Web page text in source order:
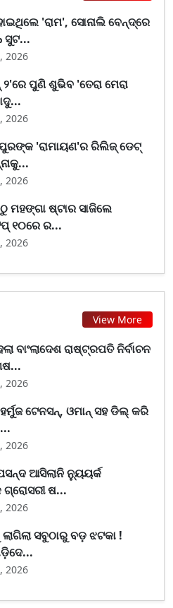
'ରାମ', ସୋନାଲି ବେନ୍ଦ୍ରେ
ସୁଟ...
2026
୨'ରେ ପୁଣି ଶୁଭିବ 'ତେରା ମେରା
2026
'ରାମାୟଣ'ର ରିଲିଜ୍ ଡେଟ୍
2026
ମହଙ୍ଗା ଷ୍ଟାର ସାଜିଲେ
୧୦ରେ ର...
2026
View More
ବାଂଲାଦେଶ ରାଷ୍ଟ୍ରପତି ନିର୍ବାଚନ
2026
ଟେନସନ୍, ଓମାନ୍ ସହ ଡିଲ୍ କରି
2026
ଆସିଲାନି ନ୍ୟୁୟର୍କ
ଷ...
2026
ସବୁଠାରୁ ବଡ଼ ଝଟକା !
2026